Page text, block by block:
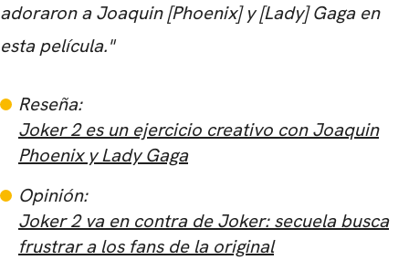
adoraron a Joaquin [Phoenix] y [Lady] Gaga en
esta película."
Reseña:
Joker 2 es un ejercicio creativo con Joaquin
Phoenix y Lady Gaga
Opinión:
Joker 2 va en contra de Joker: secuela busca
frustrar a los fans de la original